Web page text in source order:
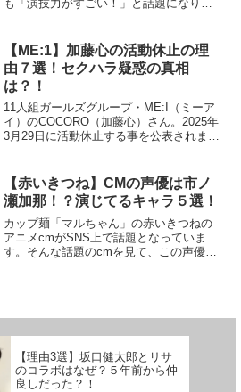
も「演技力がすごい！」と話題になりま
ています。この記事では笠松将はお酒を
飲めない病気なの？脳梗塞...
【ME:1】加藤心の活動休止の理
由７選！セクハラ疑惑の真相
は？！
11人組ガールズグループ・ME:I（ミーア
イ）のCOCORO（加藤心）さん。2025年
3月29日に活動休止する事を公表されまし
しまった理由は何なのでしょうか。この
記事で...
【赤いきつね】CMの声優は市ノ
瀬加那！？演じてるキャラ５選！
カップ麺「マルちゃん」の赤いきつねの
アニメcmがSNS上で話題となっていま
す。そんな話題のcmを見て、この声優は
【理由3選】坂口健太郎とリサ
のコラボはなぜ？５年前から仲
良しだった？！